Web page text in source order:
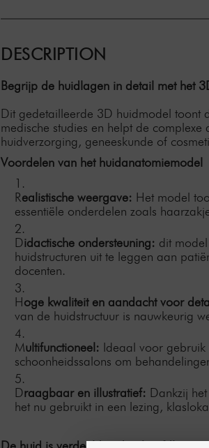
DESCRIPTION
Begrijp de huidlagen in detail met het
Dit gedetailleerde 3D huidmodel toont
medische studies en helpt de
huidverzorging, geneeskunde of
Voordelen van het huidanatomiemodel
Realistische weergave: Het model
essentiële onderdelen zoals
Didactische ondersteuning: dit
huidstructuren uit te leggen aan
docenten.
Hoge kwaliteit en aandacht voor
van de huidstructuur is nauwkeurig
Multifunctioneel: Ideaal voor gebruik
schoonheidssalons om
Draagbaar en illustratief: Dankzij
het nu gebruikt in een lezing,